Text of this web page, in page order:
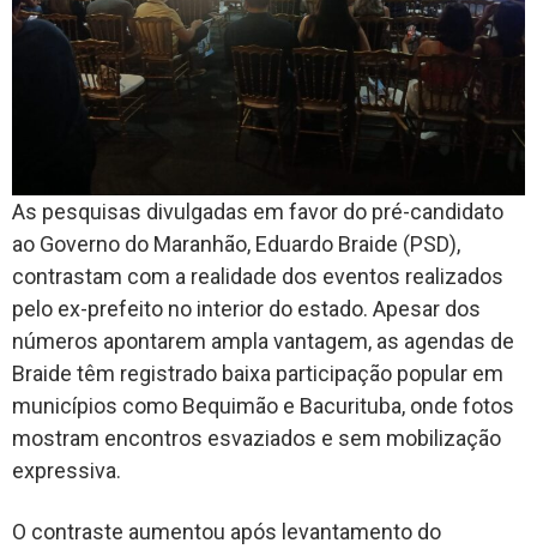
As pesquisas divulgadas em favor do pré-candidato
ao Governo do Maranhão, Eduardo Braide (PSD),
contrastam com a realidade dos eventos realizados
pelo ex-prefeito no interior do estado. Apesar dos
números apontarem ampla vantagem, as agendas de
Braide têm registrado baixa participação popular em
municípios como Bequimão e Bacurituba, onde fotos
mostram encontros esvaziados e sem mobilização
expressiva.
O contraste aumentou após levantamento do